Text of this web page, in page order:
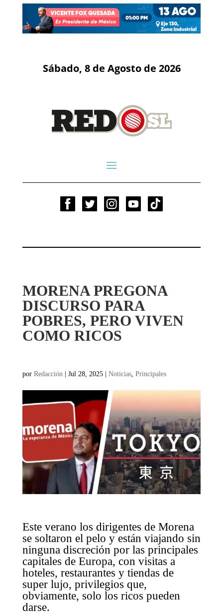
Sábado, 8 de Agosto de 2026
MORENA PREGONA
DISCURSO PARA
POBRES, PERO VIVEN
COMO RICOS
por Redacción | Jul 28, 2025| Noticias, Principales
Este verano los dirigentes de Morena
se soltaron el pelo y están viajando sin
ninguna discreción por las principales
capitales de Europa, con visitas a
hoteles, restaurantes y tiendas de
super lujo, privilegios que,
obviamente, solo los ricos pueden
darse.